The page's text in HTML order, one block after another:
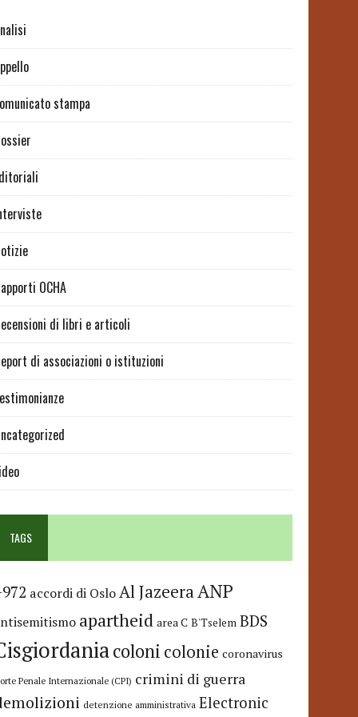
stampa
OCHA
di libri e articoli
di associazioni o istituzioni
TAGS
accordi di OsloAl JazeeraANP
apartheid area C B'Tselem BDS
coloni colonie coronavirus
Penale Internazionale (CPI) crimini di guerra
detenzione amministrativa Electronic